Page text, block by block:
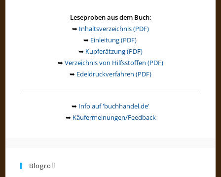
Leseproben aus dem Buch:
➥ Inhaltsverzeichnis (PDF)
➥ Einleitung (PDF)
➥ Kupferätzung (PDF)
➥ Verzeichnis von Hilfsstoffen (PDF)
➥ Edeldruckverfahren (PDF)
➥ Info auf 'buchhandel.de'
➥ Käufermeinungen/Feedback
Blogroll